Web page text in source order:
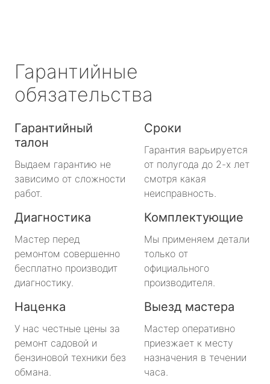
Гарантийные
обязательства
Гарантийный
талон
Выдаем гарантию не
зависимо от сложности
работ.
Сроки
Гарантия варьируется
от полугода до 2-х лет
смотря какая
неисправность.
Диагностика
Мастер перед
ремонтом совершенно
бесплатно производит
диагностику.
Комплектующие
Мы применяем детали
только от
официального
производителя.
Наценка
У нас честные цены за
ремонт садовой и
бензиновой техники без
обмана.
Выезд мастера
Мастер оперативно
приезжает к месту
назначения в течении
часа.